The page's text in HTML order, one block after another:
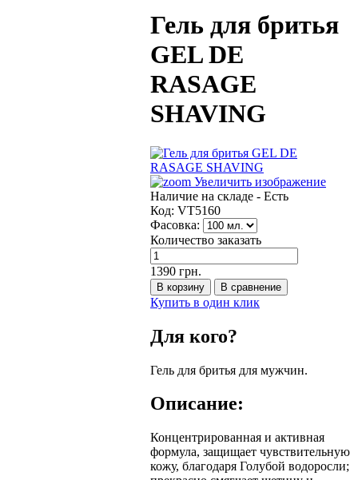
Гель для бритья
GEL DE
RASAGE
SHAVING
Увеличить изображение
Наличие на складе - Есть
Код: VT5160
Фасовка:
Количество заказать
1390 грн.
Купить в один клик
Для кого?
Гель для бритья для мужчин.
Описание:
Концентрированная и активная
формула, защищает чувствительную
кожу, благодаря Голубой водоросли;